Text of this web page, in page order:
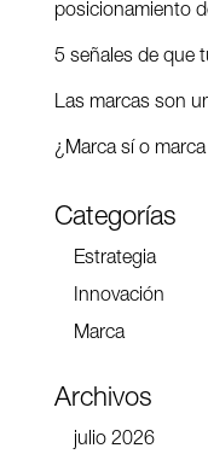
posicionamiento
5 señales de que
Las marcas son
¿Marca sí o
Categorías
Estrategia
Innovación
Marca
Archivos
julio 2026